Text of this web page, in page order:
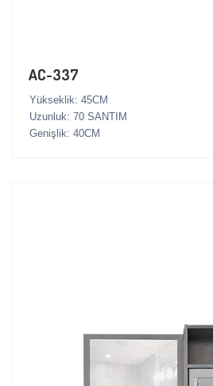
AC-337
Yükseklik: 45CM
Uzunluk: 70 SANTIM
Genişlik: 40CM